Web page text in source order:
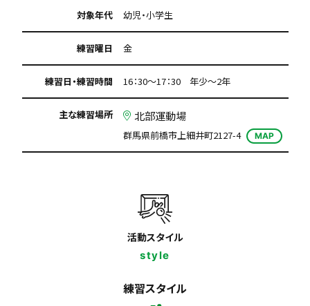
対象年代 幼児・小学生
練習曜日 金
練習日・練習時間 16：30～17：30 年少～2年
主な練習場所 北部運動場
群馬県前橋市上細井町2127-4 MAP
活動スタイル
style
練習スタイル